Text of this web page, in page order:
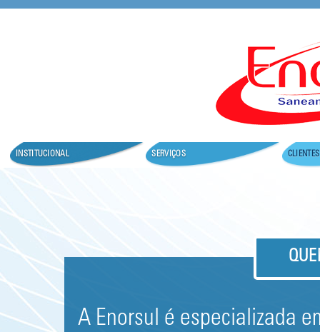
INSTITUCIONAL SERVIÇOS CLIENTES
A Enorsul é especializada